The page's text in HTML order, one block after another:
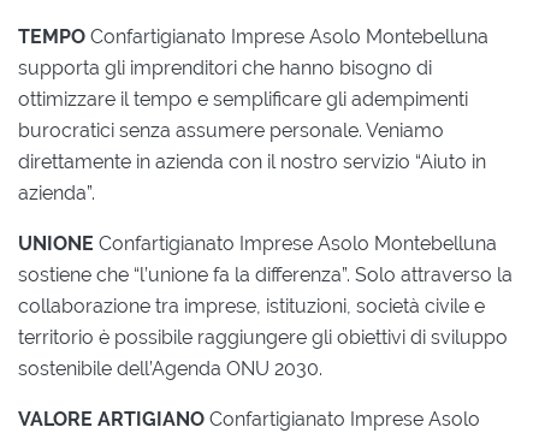
TEMPO Confartigianato Imprese Asolo Montebelluna
supporta gli imprenditori che hanno bisogno di
ottimizzare il tempo e semplificare gli adempimenti
burocratici senza assumere personale. Veniamo
direttamente in azienda con il nostro servizio “Aiuto in
azienda”.
UNIONE Confartigianato Imprese Asolo Montebelluna
sostiene che “l’unione fa la differenza”. Solo attraverso la
collaborazione tra imprese, istituzioni, società civile e
territorio è possibile raggiungere gli obiettivi di sviluppo
sostenibile dell’Agenda ONU 2030.
VALORE ARTIGIANO Confartigianato Imprese Asolo